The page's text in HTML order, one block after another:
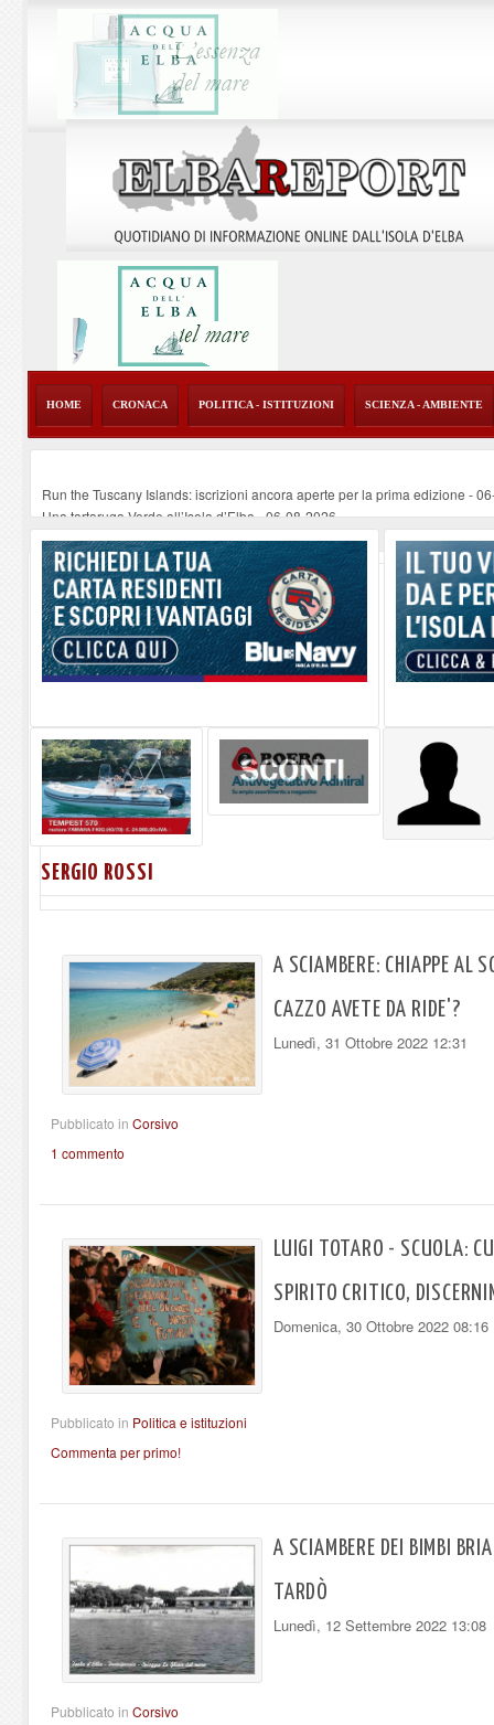
HOME CRONACA POLITICA - ISTITUZIONI SCIENZA - AMBIENTE
Run the Tuscany Islands: iscrizioni ancora aperte per la prima edizione -
Una tartaruga Verde all’Isola d’Elba-06-08-2026
Furgone in fiamme a Capoliveri, illeso il conducente-06-08-2026
Campo: chiusura della biblioteca comunale in occasione del Santo Patrono
A Carpani si apre la Festa di Liberazione: il programma della prima serata-
SERGIO ROSSI
A SCIAMBERE: CHIAPPE AL
CAZZO AVETE DA RIDE'?
Lunedì, 31 Ottobre 2022 12:31
Pubblicato in Corsivo
1 commento
LUIGI TOTARO - SCUOLA:
SPIRITO CRITICO,
Domenica, 30 Ottobre 2022 08:16
Pubblicato in Politica e istituzioni
Commenta per primo!
A SCIAMBERE DEI BIMBI
TARDÒ
Lunedì, 12 Settembre 2022 13:08
Pubblicato in Corsivo